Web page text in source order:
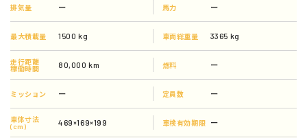
排気量 ー 馬力 ー
最大積載量 1500 kg 車両総重量 3365 kg
走行距離
稼働時間
80,000 km 燃料 ー
ミッション ー 定員数 ー
車体寸法
(cm)
469×169×199 車検有効期限 ー